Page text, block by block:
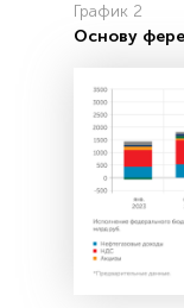
График 2
Основу